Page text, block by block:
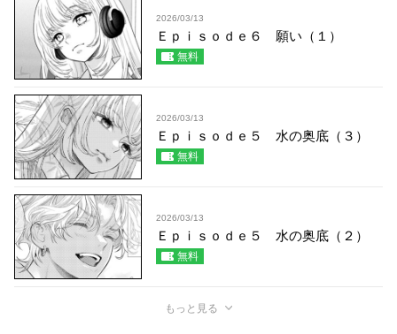
2026/03/13
Ｅｐｉｓｏｄｅ６ 願い（１）
無料
2026/03/13
Ｅｐｉｓｏｄｅ５ 水の奥底（３）
無料
2026/03/13
Ｅｐｉｓｏｄｅ５ 水の奥底（２）
無料
もっと見る